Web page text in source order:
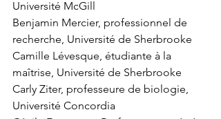
Université McGill
Benjamin Mercier, professionnel de
recherche, Université de Sherbrooke
Camille Lévesque, étudiante à la
maîtrise, Université de Sherbrooke
Carly Ziter, professeure de biologie,
Université Concordia